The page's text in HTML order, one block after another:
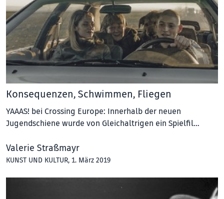
Konsequenzen, Schwimmen, Fliegen
YAAAS! bei Crossing Europe: Innerhalb der neuen
Jugendschiene wurde von Gleichaltrigen ein Spielfil…
Valerie Straßmayr
KUNST UND KULTUR, 1. März 2019